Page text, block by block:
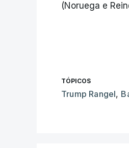
(Noruega e
TÓPICOS
Trump Rangel,